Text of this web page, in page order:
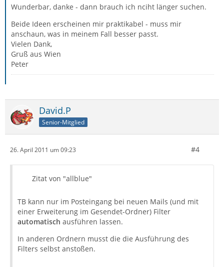
Wunderbar, danke - dann brauch ich nciht länger suchen.
Beide Ideen erscheinen mir praktikabel - muss mir
anschaun, was in meinem Fall besser passt.
Vielen Dank,
Gruß aus Wien
Peter
David.P
Senior-Mitglied
26. April 2011 um 09:23 #4
Zitat von "allblue"
TB kann nur im Posteingang bei neuen Mails (und mit
einer Erweiterung im Gesendet-Ordner) Filter
automatisch ausführen lassen.
In anderen Ordnern musst die die Ausführung des
Filters selbst anstoßen.